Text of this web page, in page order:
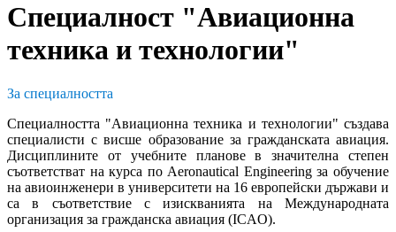
Специалност "Авиационна
техника и технологии"
За специалността
Специалността "Авиационна техника и технологии" създава
специалисти с висше образование за гражданската авиация.
Дисциплините от учебните планове в значителна степен
съответстват на курса по Aeronautical Engineering за обучение
на авиоинженери в университети на 16 европейски държави и
са в съответствие с изискванията на Международната
организация за гражданска авиация (ICAO).